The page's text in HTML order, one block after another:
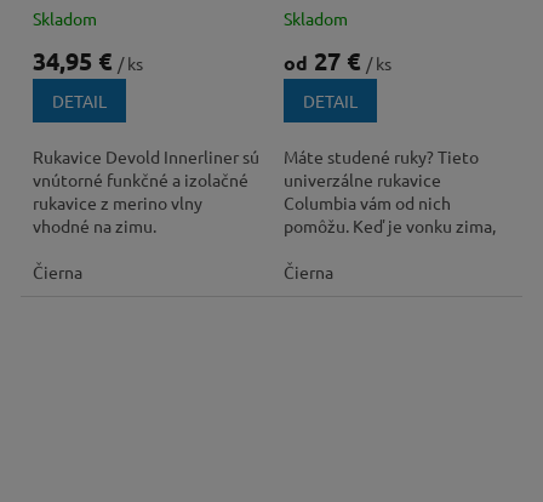
Skladom
34,95 € / ks
DETAIL
Rukavice Devold Innerliner sú
vnútorné funkčné a izolačné
rukavice z merino vlny
vhodné na zimu.
Čierna
Skladom
od 27 € / ks
DETAIL
Máte studené ruky? Tieto
univerzálne rukavice
Columbia vám od nich
pomôžu. Keď je vonku zima,
odrazí vami vyprodukované...
Čierna